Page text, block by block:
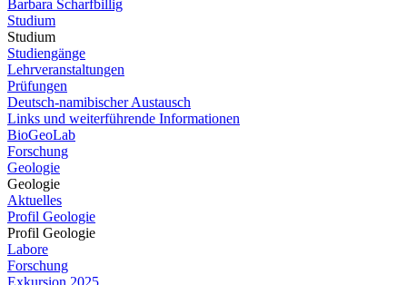
Barbara Scharfbillig
Studium
Studium
Studiengänge
Lehrveranstaltungen
Prüfungen
Deutsch-namibischer Austausch
Links und weiterführende Informationen
BioGeoLab
Forschung
Geologie
Geologie
Aktuelles
Profil Geologie
Profil Geologie
Labore
Forschung
Exkursion 2025